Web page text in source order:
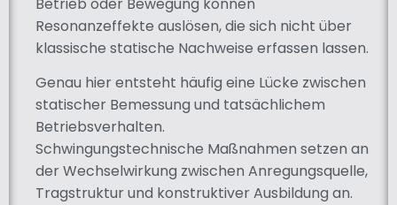
Resonanzeffekte auslösen, die sich nicht über
klassische statische Nachweise erfassen lassen.
Genau hier entsteht häufig eine Lücke zwischen
statischer Bemessung und tatsächlichem
Betriebsverhalten.
Schwingungstechnische Maßnahmen setzen an
der Wechselwirkung zwischen Anregungsquelle,
Tragstruktur und konstruktiver Ausbildung an.